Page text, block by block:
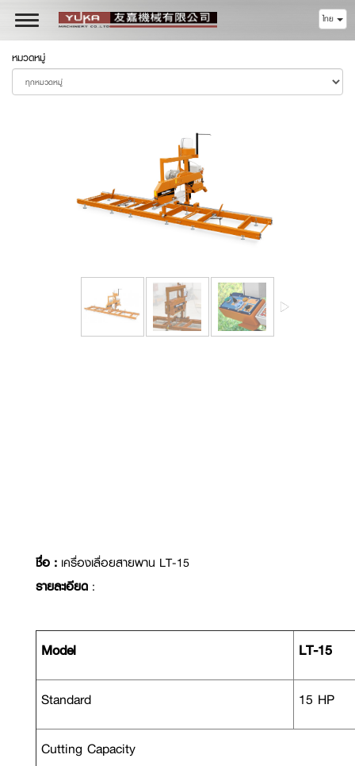
Toggle
navigation
ไทย
หมวดหมู่
ชื่อ : เครื่องเลื่อยสายพาน LT-15
รายละเอียด :
Model LT-15
Standard 15 HP
Cutting Capacity